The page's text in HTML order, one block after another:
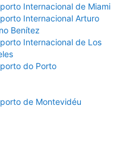
Internacional de Miami
Internacional Arturo
Benítez
Internacional de Los
do Porto
de Montevidéu